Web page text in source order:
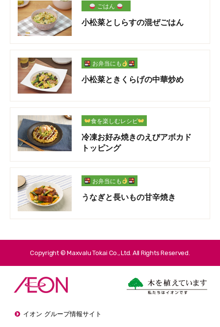
ごはん
小松菜としらすの混ぜごはん
お弁当にも
小松菜ときくらげの中華炒め
食を楽しむレシピ
冷凍お好み焼きのえびアボカド
トッピング
お弁当にも
うなぎと長いもの甘辛焼き
Copyright © Maxvalu Tokai Co., Ltd. All Rights Reserved.
イオン グループ情報サイト